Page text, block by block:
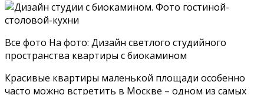
Все фото На фото: Дизайн светлого студийного
пространства квартиры с биокамином
Красивые квартиры маленькой площади особенно
часто можно встретить в Москве – одном из самых